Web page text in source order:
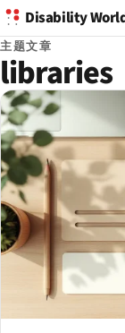
Disability
主题文章
libraries